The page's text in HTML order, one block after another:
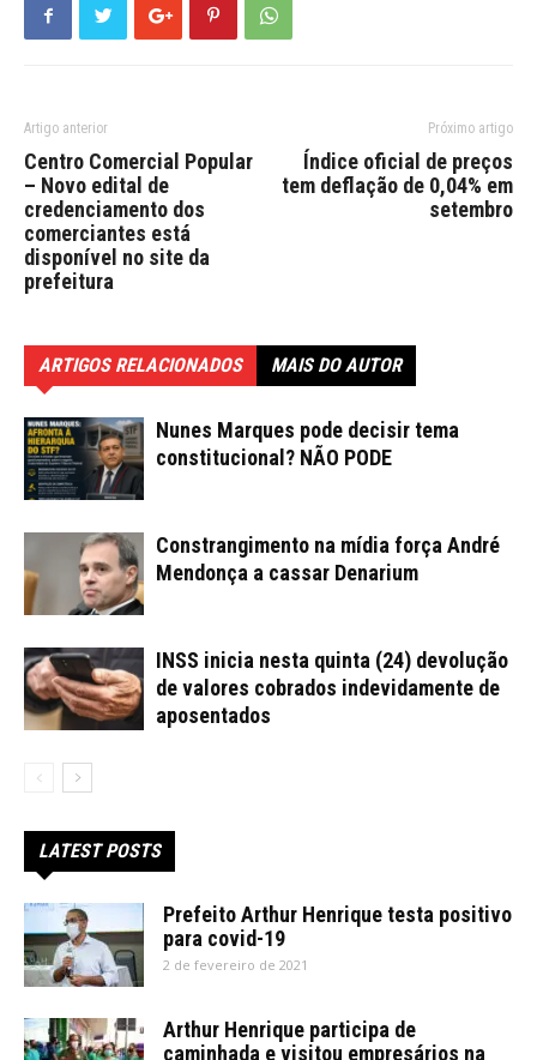
Artigo anterior
Centro Comercial Popular
– Novo edital de
credenciamento dos
comerciantes está
disponível no site da
prefeitura
Próximo artigo
Índice oficial de preços
tem deflação de 0,04% em
setembro
ARTIGOS RELACIONADOS MAIS DO AUTOR
Nunes Marques pode decisir tema
constitucional? NÃO PODE
Constrangimento na mídia força André
Mendonça a cassar Denarium
INSS inicia nesta quinta (24) devolução
de valores cobrados indevidamente de
aposentados
LATEST POSTS
Prefeito Arthur Henrique testa positivo
para covid-19
2 de fevereiro de 2021
Arthur Henrique participa de
caminhada e visitou empresários na